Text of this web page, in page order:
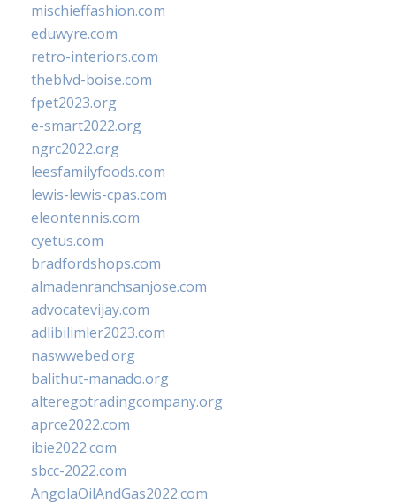
mischieffashion.com
eduwyre.com
retro-interiors.com
theblvd-boise.com
fpet2023.org
e-smart2022.org
ngrc2022.org
leesfamilyfoods.com
lewis-lewis-cpas.com
eleontennis.com
cyetus.com
bradfordshops.com
almadenranchsanjose.com
advocatevijay.com
adlibilimler2023.com
naswwebed.org
balithut-manado.org
alteregotradingcompany.org
aprce2022.com
ibie2022.com
sbcc-2022.com
AngolaOilAndGas2022.com